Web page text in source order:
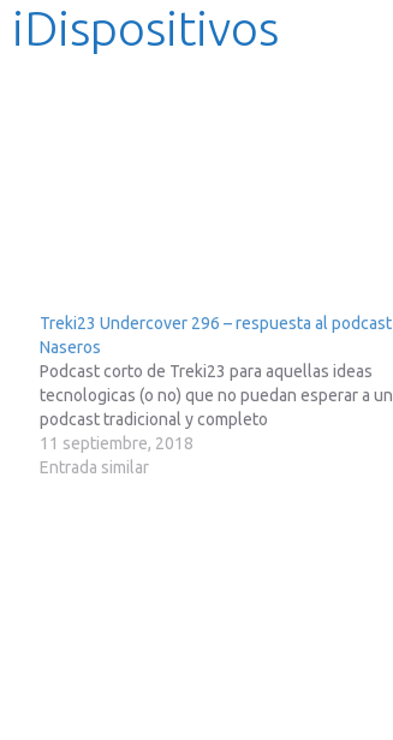
iDispositivos
Treki23 Undercover 296 – respuesta al podcast
Naseros
Podcast corto de Treki23 para aquellas ideas
tecnologicas (o no) que no puedan esperar a un
podcast tradicional y completo
11 septiembre, 2018
Entrada similar